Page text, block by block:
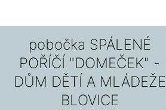
pobočka SPÁLENÉ
POŘÍČÍ "DOMEČEK" -
DŮM DĚTÍ A MLÁDEŽE
BLOVICE